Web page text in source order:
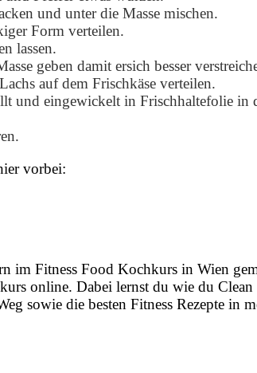
und unter die Masse mischen.
Form verteilen.
lassen.
geben damit ersich besser
auf dem Frischkäse verteilen.
und eingewickelt in Frischhaltefolie in
vorbei:
im Fitness Food Kochkurs in Wien
online. Dabei lernst du wie du
sowie die besten Fitness Rezepte in